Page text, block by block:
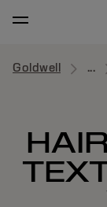
Goldwell ...